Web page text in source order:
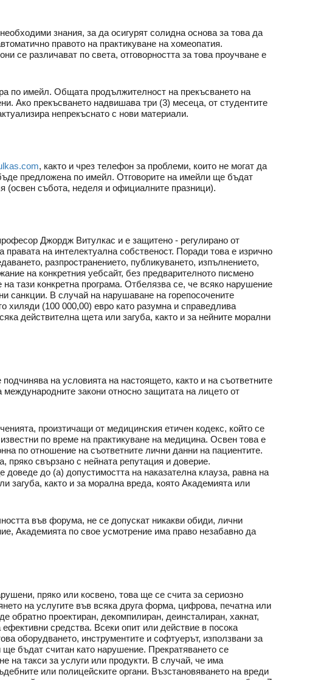
знания, за да осигурят солидна основа за това да
правото на практикуване на хомеопатия.
се различават по света, отговорността за това проучване е
по имейл. Общата продължителност на прекъсването на
Ако прекъсването надвишава три (3) месеца, от студентите
непрекъснато с нови материали.
, както и чрез телефон за проблеми, които не могат да
предложена по имейл. Отговорите на имейли ще бъдат
(освен събота, неделя и официалните празници).
Джордж Витулкас и е защитено - регулирано от
на интелектуална собственост. Поради това е изрично
разпространението, публикуването, изпълнението,
на конкретния уебсайт, без предварителното писмено
тази конкретна програма. Отбелязва се, че всяко нарушение
санкции. В случай на нарушаване на горепосочените
хиляди (100 000,00) евро като разумна и справедлива
действителна щета или загуба, както и за нейните морални
на условията на настоящето, както и на съответните
закони относно защитата на лицето от
произтичащи от медицинския етичен кодекс, който се
по време на практикуване на медицина. Освен това е
по отношение на съответните лични данни на пациентите.
пряко свързано с нейната репутация и доверие.
до (а) допустимостта на наказателна клауза, равна на
както и за морална вреда, която Академията или
във форума, не се допускат никакви обиди, лични
Академията по свое усмотрение има право незабавно да
пряко или косвено, това ще се счита за сериозно
на услугите във всяка друга форма, цифрова, печатна или
проектиран, декомпилиран, деинсталиран, хакнат,
средства. Всеки опит или действие в посока
оборудването, инструментите и софтуерът, използвани за
бъдат считан като нарушение. Прекратяването се
на такси за услуги или продукти. В случай, че има
или полицейските органи. Възстановяването на вреди